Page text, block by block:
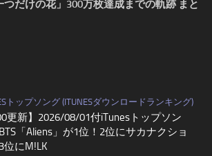
つだけの花」300万枚達成までの軌跡 まと
トップソング (ITUNESダウンロードランキング)
更新】2026/08/01付iTunesトップソン
「Aliens」が1位！2位にサカナクショ
位にM!LK